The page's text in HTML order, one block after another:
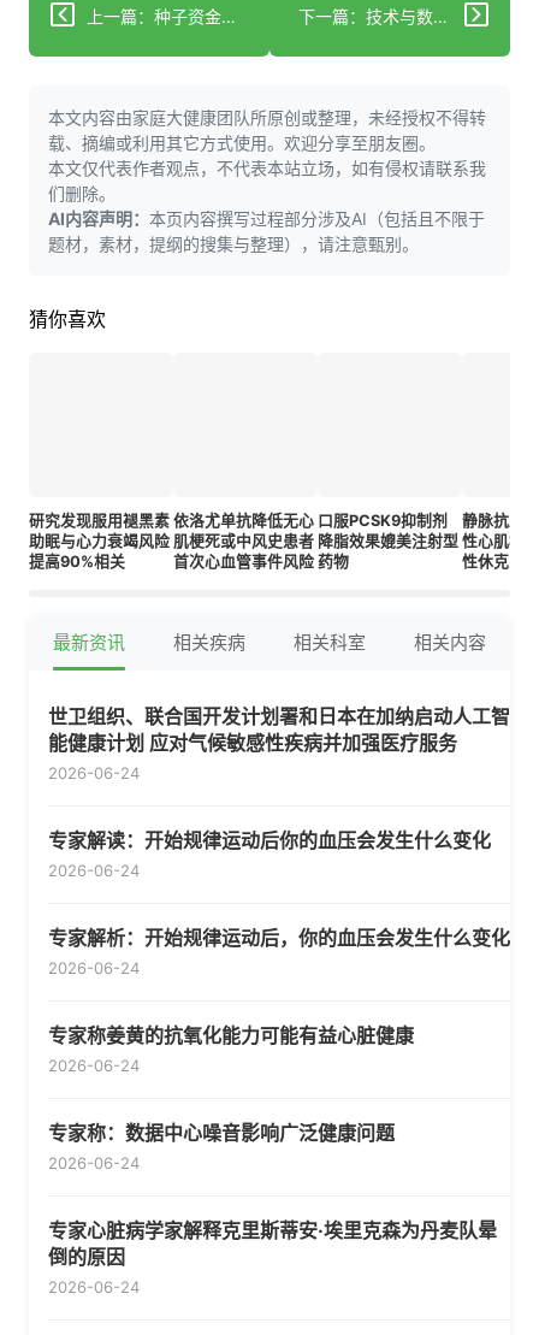
上一篇：种子资金助力激动人心的医疗科技创新 下一篇：技术与数据分析如何革新专科药房患者护理
本文内容由家庭大健康团队所原创或整理，未经授权不得转
载、摘编或利用其它方式使用。欢迎分享至朋友圈。
本文仅代表作者观点，不代表本站立场，如有侵权请联系我
们删除。
AI内容声明： 本页内容撰写过程部分涉及AI（包括且不限于
题材，素材，提纲的搜集与整理），请注意甄别。
猜你喜欢
研究发现服用褪黑素
助眠与心力衰竭风险
提高90%相关
依洛尤单抗降低无心
肌梗死或中风史患者
首次心血管事件风险
口服PCSK9抑制剂
降脂效果媲美注射型
药物
静脉抗血
性心肌梗
性休克中
最新资讯 相关疾病 相关科室 相关内容
世卫组织、联合国开发计划署和日本在加纳启动人工智
能健康计划 应对气候敏感性疾病并加强医疗服务
2026-06-24
专家解读：开始规律运动后你的血压会发生什么变化
2026-06-24
专家解析：开始规律运动后，你的血压会发生什么变化
2026-06-24
专家称姜黄的抗氧化能力可能有益心脏健康
2026-06-24
专家称：数据中心噪音影响广泛健康问题
2026-06-24
专家心脏病学家解释克里斯蒂安·埃里克森为丹麦队晕
倒的原因
2026-06-24